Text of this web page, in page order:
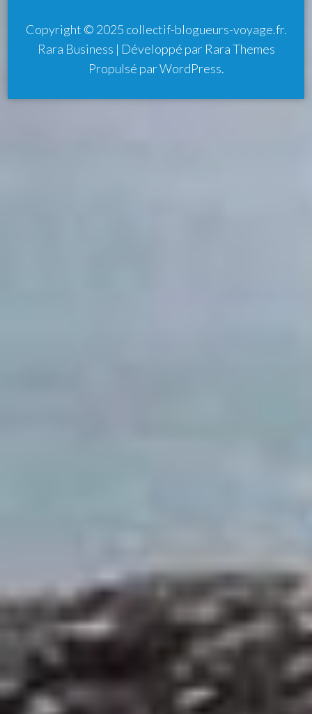
Copyright © 2025 collectif-blogueurs-voyage.fr.
Rara Business | Développé par Rara Themes
Propulsé parWordPress.